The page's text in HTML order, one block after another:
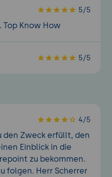
5/5
Know How
5/5
4/5
den Zweck erfüllt, den
Einblick in die
zu bekommen.
folgen. Herr Scherrer